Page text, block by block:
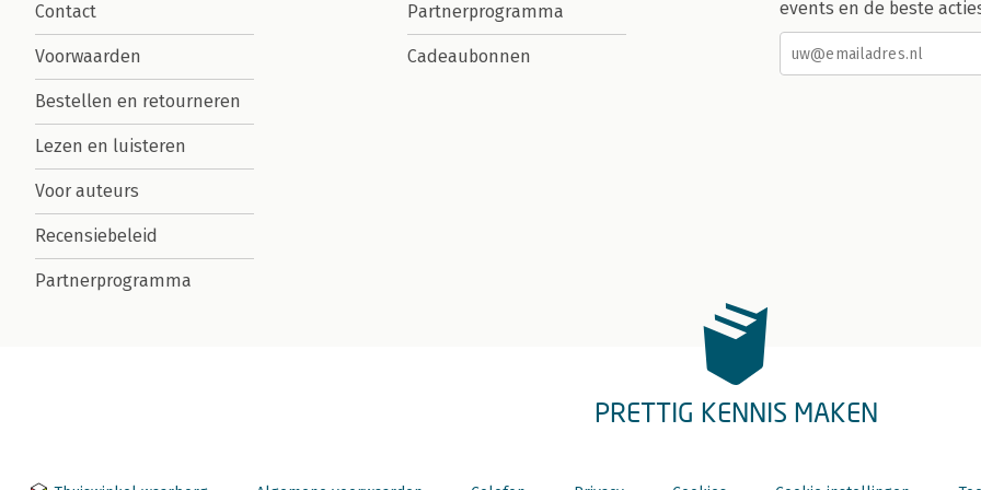
Contact
Voorwaarden
Bestellen en retourneren
Lezen en luisteren
Voor auteurs
Recensiebeleid
Partnerprogramma
Partnerprogramma
Cadeaubonnen
events en de beste
PRETTIG KENNIS MAKEN